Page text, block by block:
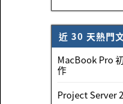
近 30 天熱門
MacBook Pro
作
Project Server